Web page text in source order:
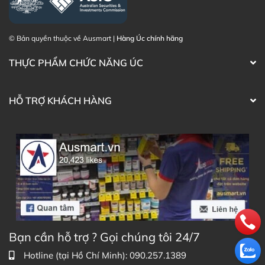
© Bản quyền thuộc về Ausmart | Hàng Úc chính hãng
THỰC PHẨM CHỨC NĂNG ÚC
HỖ TRỢ KHÁCH HÀNG
Bạn cần hỗ trợ ? Gọi chúng tôi 24/7
Hotline (tại Hồ Chí Minh): 090.257.1389